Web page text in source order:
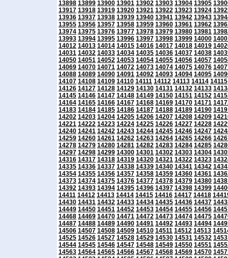
13898 13899 13900 13901 13902 13903 13904 13905
13917 13918 13919 13920 13921 13922 13923 13924
13936 13937 13938 13939 13940 13941 13942 13943
13955 13956 13957 13958 13959 13960 13961 13962
13974 13975 13976 13977 13978 13979 13980 13981
13993 13994 13995 13996 13997 13998 13999 14000
14012 14013 14014 14015 14016 14017 14018 14019
14031 14032 14033 14034 14035 14036 14037 14038
14050 14051 14052 14053 14054 14055 14056 14057
14069 14070 14071 14072 14073 14074 14075 14076
14088 14089 14090 14091 14092 14093 14094 14095
14107 14108 14109 14110 14111 14112 14113 14114 14115
14126 14127 14128 14129 14130 14131 14132 14133
14145 14146 14147 14148 14149 14150 14151 14152
14164 14165 14166 14167 14168 14169 14170 14171
14183 14184 14185 14186 14187 14188 14189 14190
14202 14203 14204 14205 14206 14207 14208 14209
14221 14222 14223 14224 14225 14226 14227 14228
14240 14241 14242 14243 14244 14245 14246 14247
14259 14260 14261 14262 14263 14264 14265 14266
14278 14279 14280 14281 14282 14283 14284 14285
14297 14298 14299 14300 14301 14302 14303 14304
14316 14317 14318 14319 14320 14321 14322 14323
14335 14336 14337 14338 14339 14340 14341 14342
14354 14355 14356 14357 14358 14359 14360 14361
14373 14374 14375 14376 14377 14378 14379 14380
14392 14393 14394 14395 14396 14397 14398 14399
14411 14412 14413 14414 14415 14416 14417 14418
14430 14431 14432 14433 14434 14435 14436 14437
14449 14450 14451 14452 14453 14454 14455 14456
14468 14469 14470 14471 14472 14473 14474 14475
14487 14488 14489 14490 14491 14492 14493 14494
14506 14507 14508 14509 14510 14511 14512 14513
14525 14526 14527 14528 14529 14530 14531 14532
14544 14545 14546 14547 14548 14549 14550 14551
14563 14564 14565 14566 14567 14568 14569 14570